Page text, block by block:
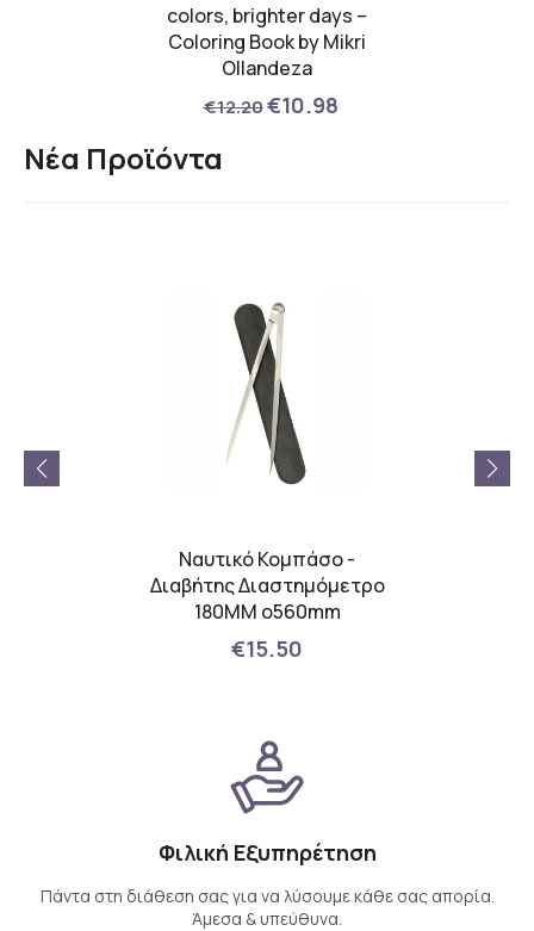
colors, brighter days –
Coloring Book by Mikri
Ollandeza
€12.20€10.98
Νέα Προϊόντα
Ναυτικό Κομπάσο -
Διαβήτης Διαστημόμετρο
180MM o560mm
€15.50
Φιλική Εξυπηρέτηση
Πάντα στη διάθεση σας για να λύσουμε κάθε σας απορία.
Άμεσα & υπεύθυνα.